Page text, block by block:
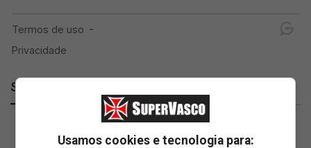
SuperVasco
Usamos cookies e tecnologia para: